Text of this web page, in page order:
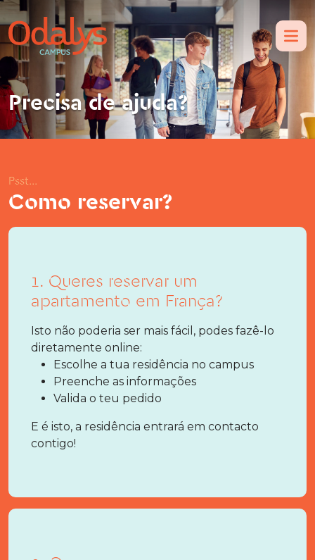
Precisa de ajuda?
Psst...
Como reservar?
1. Queres reservar um
apartamento em França?
Isto não poderia ser mais fácil, podes fazê-lo
diretamente online:
Escolhe a tua residência no campus
Preenche as informações
Valida o teu pedido
E é isto, a residência entrará em contacto
contigo!